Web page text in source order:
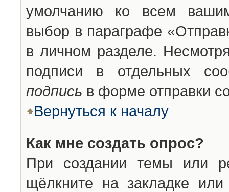
умолчанию ко всем
выбор в параграфе
в личном разделе.
подписи в отдельных
подпись в форме отправки
Вернуться к началу
Как мне создать опрос?
При создании темы или
щёлкните на закладке